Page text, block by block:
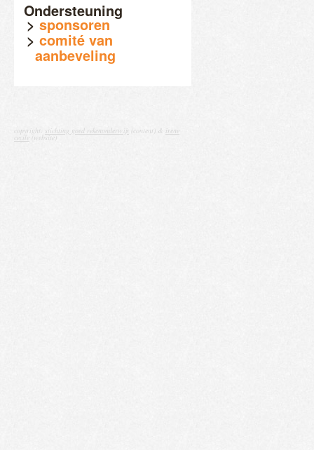
Ondersteuning
sponsoren
comité van
aanbeveling
copyright: stichting goed rekenonderwijs (content) & irene
cecile (website)